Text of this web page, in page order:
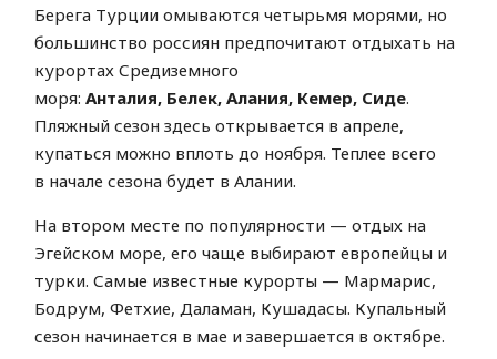
Берега Турции омываются четырьмя морями, но
большинство россиян предпочитают отдыхать на
курортах Средиземного
моря:Анталия, Белек, Алания, Кемер, Сиде.
Пляжный сезон здесь открывается в апреле,
купаться можно вплоть до ноября. Теплее всего
в начале сезона будет в Алании.
На втором месте по популярности — отдых на
Эгейском море, его чаще выбирают европейцы и
турки. Самые известные курорты — Мармарис,
Бодрум, Фетхие, Даламан, Кушадасы. Купальный
сезон начинается в мае и завершается в октябре.